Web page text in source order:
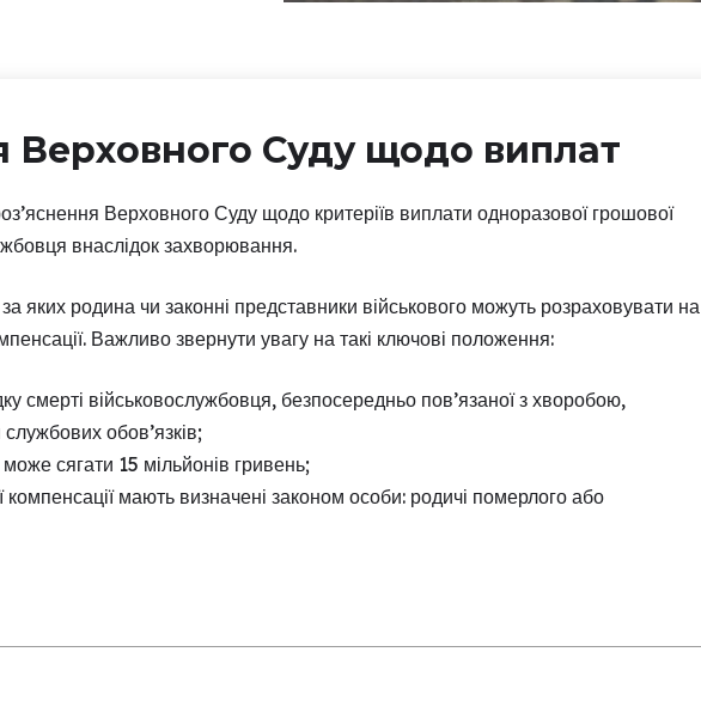
Верховного Суду щодо виплат
Верховного Суду щодо критеріїв виплати одноразової грошової
внаслідок захворювання.
яких родина чи законні представники військового можуть розраховувати на
Важливо звернути увагу на такі ключові положення:
смерті військовослужбовця, безпосередньо пов’язаної з хворобою,
обов’язків;
сягати 15 мільйонів гривень;
мають визначені законом особи: родичі померлого або